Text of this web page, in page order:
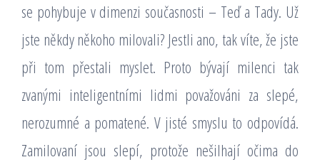
se pohybuje v dimenzi současnosti – Teď a Tady. Už
jste někdy někoho milovali? Jestli ano, tak víte, že jste
při tom přestali myslet. Proto bývají milenci tak
zvanými inteligentními lidmi považováni za slepé,
nerozumné a pomatené. V jisté smyslu to odpovídá.
Zamilovaní jsou slepí, protože nešilhají očima do